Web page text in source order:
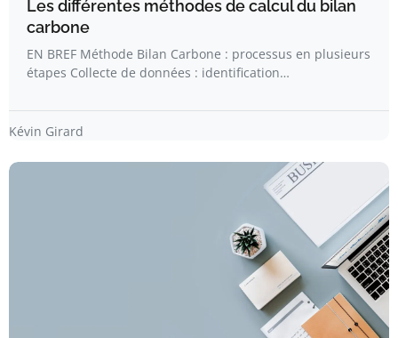
Les différentes méthodes de calcul du bilan
carbone
EN BREF Méthode Bilan Carbone : processus en plusieurs
étapes Collecte de données : identification…
Kévin Girard